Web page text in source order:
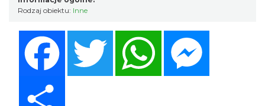
„Daniec kontra Kryszak”
Rodzaj obiektu: Inne
Twitter